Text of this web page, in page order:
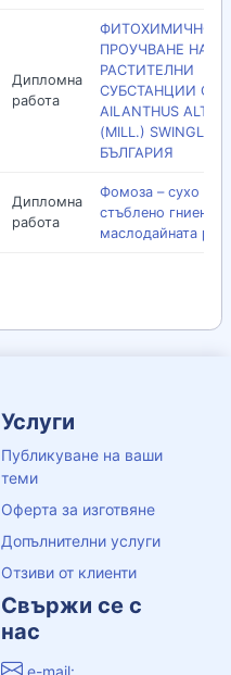
Дипломна
работа
ФИТОХИМИЧНО
ПРОУЧВАНЕ НА
РАСТИТЕЛНИ
СУБСТАНЦИИ ОТ
AILANTHUS
(MILL.) SWINGLE В
БЪЛГАРИЯ
Дипломна
работа
Фомоза – сухо
стъблено гниене
маслодайната
Услуги
Публикуване на ваши
теми
Оферта за изготвяне
Допълнителни услуги
Отзиви от клиенти
Свържи се с
нас
e-mail: